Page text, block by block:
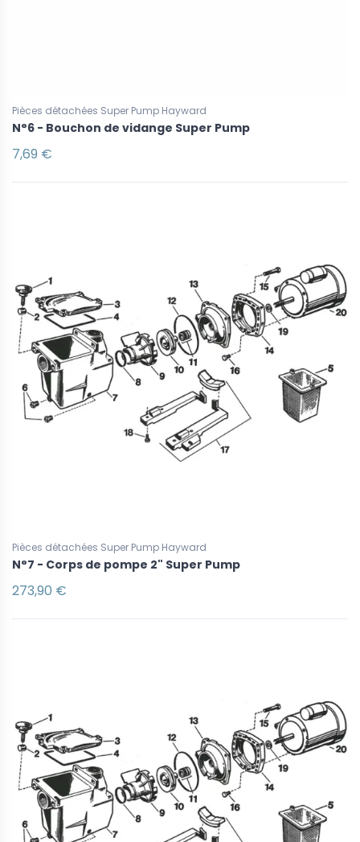
Pièces détachées Super Pump Hayward
N°6 - Bouchon de vidange Super Pump
7,69 €
Pièces détachées Super Pump Hayward
N°7 - Corps de pompe 2" Super Pump
273,90 €